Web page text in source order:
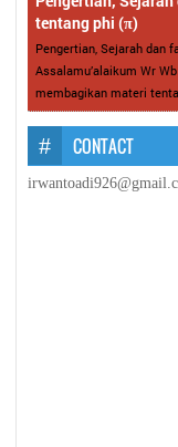
tentang phi (π)
Pengertian, Sejarah dan
Assalamu’alaikum Wr
membagikan materi
CONTACT